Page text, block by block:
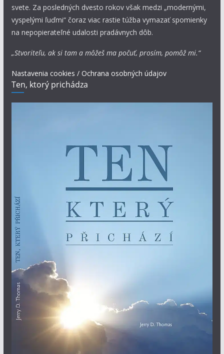
svete. Za posledných dvesto rokov však medzi „modernými,
vyspelými ľuďmi“ čoraz viac rastie túžba vymazať spomienky
na nepopierateľné udalosti pradávnych dôb.
„Stvoriteľu, ak si tam a môžeš ma počuť, prosím, pomôž mi.“
Nastavenia cookies / Ochrana osobných údajov
Ten, ktorý prichádza